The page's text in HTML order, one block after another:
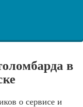
в
о сервисе и